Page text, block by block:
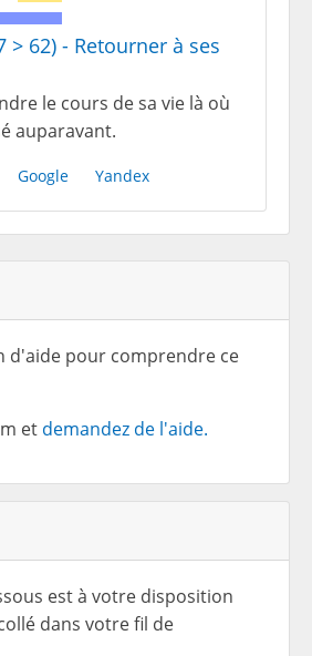
> 62) - Retourner à ses
le cours de sa vie là où
auparavant.
Google Yandex
d'aide pour comprendre ce
et demandez de l'aide.
est à votre disposition
dans votre fil de